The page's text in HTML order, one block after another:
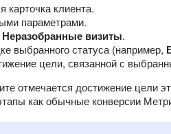
карточка клиента.
параметрами.
Неразобранные визиты.
выбранного статуса (например,
цели, связанной с
отмечается достижение цели
как обычные конверсии